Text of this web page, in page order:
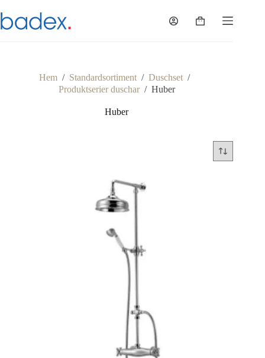
till
innehåll
Varukorg
Hem / Standardsortiment / Duschset /
Produktserier duschar / Huber
Huber